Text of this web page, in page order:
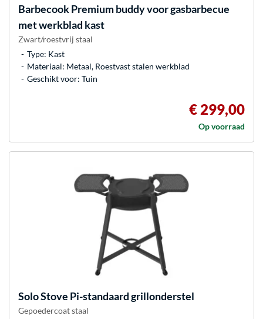
BarbecookPremium buddy voor gasbarbecue
met werkblad kast
Zwart/roestvrij staal
Type: Kast
Materiaal: Metaal, Roestvast stalen werkblad
Geschikt voor: Tuin
€ 299,00
Op voorraad
Solo Stove Pi-standaard grillonderstel
Gepoedercoat staal